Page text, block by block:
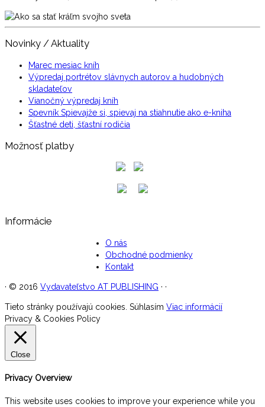
Novinky / Aktuality
Marec mesiac kníh
Výpredaj portrétov slávnych autorov a hudobných
skladateľov
Vianočný výpredaj kníh
Spevník Spievajže si, spievaj na stiahnutie ako e-kniha
Šťastné deti, šťastní rodičia
Možnosť platby
Informácie
O nás
Obchodné podmienky
Kontakt
· © 2016 Vydavateľstvo AT PUBLISHING · ·
Tieto stránky používajú cookies. Súhlasím Viac informácií
Privacy & Cookies Policy
Close
Privacy Overview
This website uses cookies to improve your experience while you